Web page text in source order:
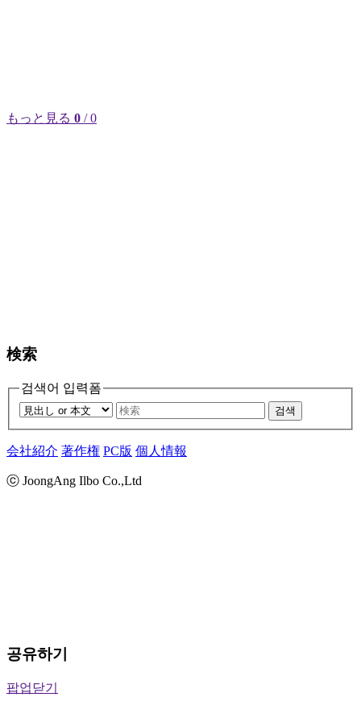
もっと見る 0 / 0
検索
검색어 입력폼
검색
会社紹介 著作権 PC版 個人情報
ⓒ JoongAng Ilbo Co.,Ltd
공유하기
팝업닫기